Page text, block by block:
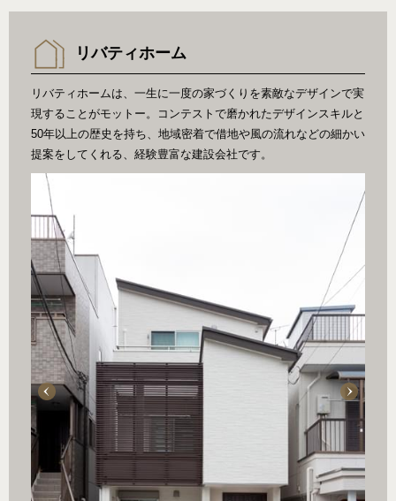
リバティホーム
リバティホームは、一生に一度の家づくりを素敵なデザインで実
現することがモットー。コンテストで磨かれたデザインスキルと
50年以上の歴史を持ち、地域密着で借地や風の流れなどの細かい
提案をしてくれる、経験豊富な建設会社です。